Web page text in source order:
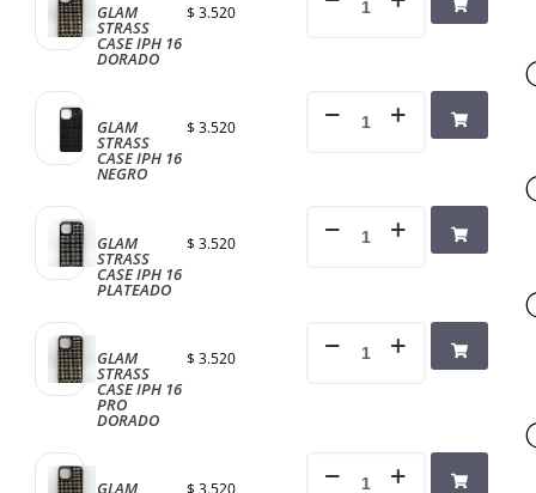
GLAM
STRASS
CASE IPH 16
DORADO
$ 3.520
GLAM
STRASS
CASE IPH 16
NEGRO
$ 3.520
GLAM
STRASS
CASE IPH 16
PLATEADO
$ 3.520
GLAM
STRASS
CASE IPH 16
PRO
DORADO
$ 3.520
GLAM